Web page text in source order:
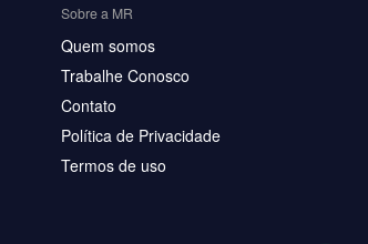
Sobre a MR
Quem somos
Trabalhe Conosco
Contato
Política de Privacidade
Termos de uso